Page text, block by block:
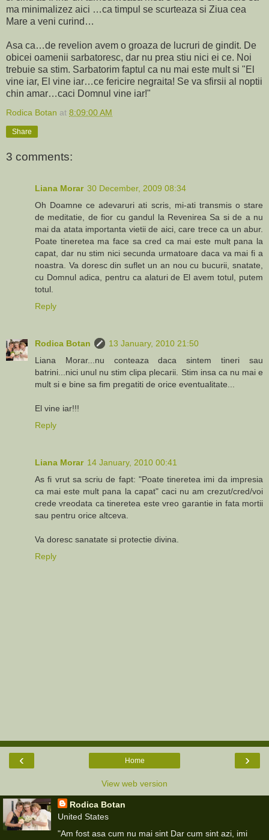
ma minimalizez aici …ca timpul se scurteaza si Ziua cea
Mare a veni curind…
Asa ca…de revelion avem o groaza de lucruri de gindit. De
obicei oamenii sarbatoresc, dar nu prea stiu nici ei ce. Noi
trebuie sa stim. Sarbatorim faptul ca nu mai este mult si "El
vine iar, El vine iar…ce fericire negraita! Se va sfirsii al noptii
chin amar…caci Domnul vine iar!"
Rodica Botan at 8:09:00 AM
Share
3 comments:
Liana Morar 30 December, 2009 08:34
Oh Doamne ce adevaruri ati scris, mi-ati transmis o stare
de meditatie, de fior cu gandul la Revenirea Sa si de a nu
mai da atata importanta vietii de aici, care trece ca un abur.
Poate tineretea ma face sa cred ca mai este mult pana la
capat, dar nu stim nici secunda urmatoare daca va mai fi a
noastra. Va doresc din suflet un an nou cu bucurii, snatate,
cu Domnul adica, pentru ca alaturi de El avem totul, putem
totul.
Reply
Rodica Botan
13 January, 2010 21:50
Liana Morar...nu conteaza daca sintem tineri sau
batrini...nici unul nu stim clipa plecarii. Stim insa ca nu mai e
mult si e bine sa fim pregatiti de orice eventualitate...
El vine iar!!!
Reply
Liana Morar 14 January, 2010 00:41
As fi vrut sa scriu de fapt: "Poate tineretea imi da impresia
ca mai este mult pana la capat" caci nu am crezut/cred/voi
crede vreodata ca tineretea este vreo garantie in fata mortii
sau pentru orice altceva.
Va doresc sanatate si protectie divina.
Reply
‹ ›
Home
View web version
Rodica Botan
United States
"Am fost asa cum nu mai sint Dar cum sint azi, imi